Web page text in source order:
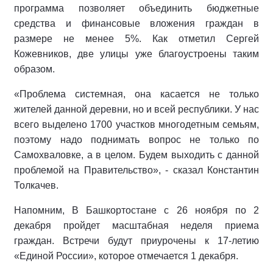
программа позволяет объединить бюджетные
средства и финансовые вложения граждан в
размере не менее 5%. Как отметил Сергей
Кожевников, две улицы уже благоустроены таким
образом.
«Проблема системная, она касается не только
жителей данной деревни, но и всей республики. У нас
всего выделено 1700 участков многодетным семьям,
поэтому надо поднимать вопрос не только по
Самохваловке, а в целом. Будем выходить с данной
проблемой на Правительство», - сказал Константин
Толкачев.
Напомним, В Башкортостане с 26 ноября по 2
декабря пройдет масштабная неделя приема
граждан. Встречи будут приурочены к 17-летию
«Единой России», которое отмечается 1 декабря.